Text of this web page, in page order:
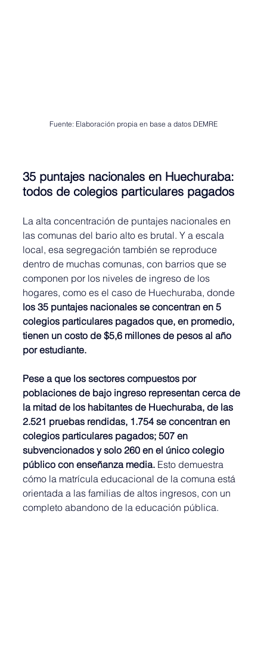
Fuente: Elaboración propia en base a datos DEMRE
35 puntajes nacionales en Huechuraba:
todos de colegios particulares pagados
La alta concentración de puntajes nacionales en
las comunas del bario alto es brutal. Y a escala
local, esa segregación también se reproduce
dentro de muchas comunas, con barrios que se
componen por los niveles de ingreso de los
hogares, como es el caso de Huechuraba, donde
los 35 puntajes nacionales se concentran en 5
colegios particulares pagados que, en promedio,
tienen un costo de $5,6 millones de pesos al año
por estudiante.
Pese a que los sectores compuestos por
poblaciones de bajo ingreso representan cerca de
la mitad de los habitantes de Huechuraba, de las
2.521 pruebas rendidas, 1.754 se concentran en
colegios particulares pagados; 507 en
subvencionados y solo 260 en el único colegio
público con enseñanza media. Esto demuestra
cómo la matrícula educacional de la comuna está
orientada a las familias de altos ingresos, con un
completo abandono de la educación pública.